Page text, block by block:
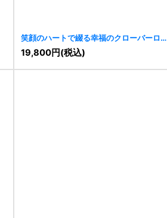
笑顔のハートで綴る幸福のクローバーロゴ
[11077]
19,800円(税込)